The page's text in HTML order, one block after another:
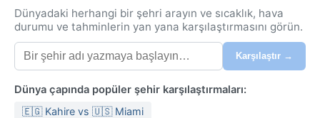
Dünyadaki herhangi bir şehri arayın ve sıcaklık, hava
durumu ve tahminlerin yan yana karşılaştırmasını görün.
Karşılaştır →
Dünya çapında popüler şehir karşılaştırmaları:
🇪🇬 Kahire vs 🇺🇸 Miami